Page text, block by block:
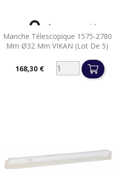
Manche Télescopique 1575-2780
Mm Ø32 Mm VIKAN (lot De 5)
168,30 €
 Aperçu rapide